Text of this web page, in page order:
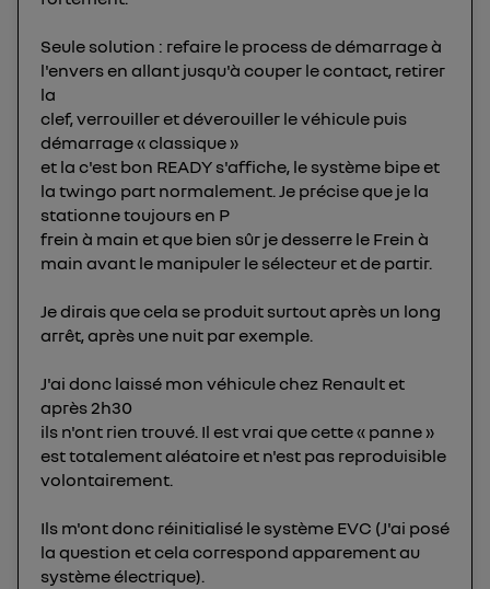
Seule solution : refaire le process de démarrage à
l'envers en allant jusqu'à couper le contact, retirer
la
clef, verrouiller et déverouiller le véhicule puis
démarrage « classique »
et la c'est bon READY s'affiche, le système bipe et
la twingo part normalement. Je précise que je la
stationne toujours en P
frein à main et que bien sûr je desserre le Frein à
main avant le manipuler le sélecteur et de partir.
Je dirais que cela se produit surtout après un long
arrêt, après une nuit par exemple.
J'ai donc laissé mon véhicule chez Renault et
après 2h30
ils n'ont rien trouvé. Il est vrai que cette « panne »
est totalement aléatoire et n'est pas reproduisible
volontairement.
Ils m'ont donc réinitialisé le système EVC (J'ai posé
la question et cela correspond apparement au
système électrique).
consentement surle portail d’Utiq("
") ou via la page « gérer Utiq » en bas de ce site.
Politique d'information sur les données
personnelles d'Utiq